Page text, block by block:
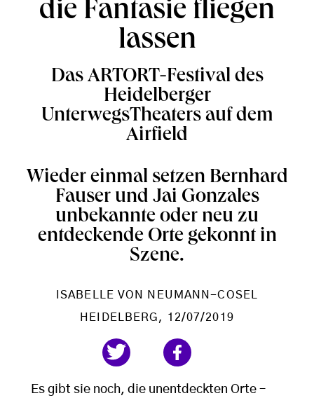
die Fantasie fliegen
lassen
Das ARTORT-Festival des
Heidelberger
UnterwegsTheaters auf dem
Airfield
Wieder einmal setzen Bernhard
Fauser und Jai Gonzales
unbekannte oder neu zu
entdeckende Orte gekonnt in
Szene.
ISABELLE VON NEUMANN-COSEL
HEIDELBERG , 12/07/2019
Es gibt sie noch, die unentdeckten Orte –